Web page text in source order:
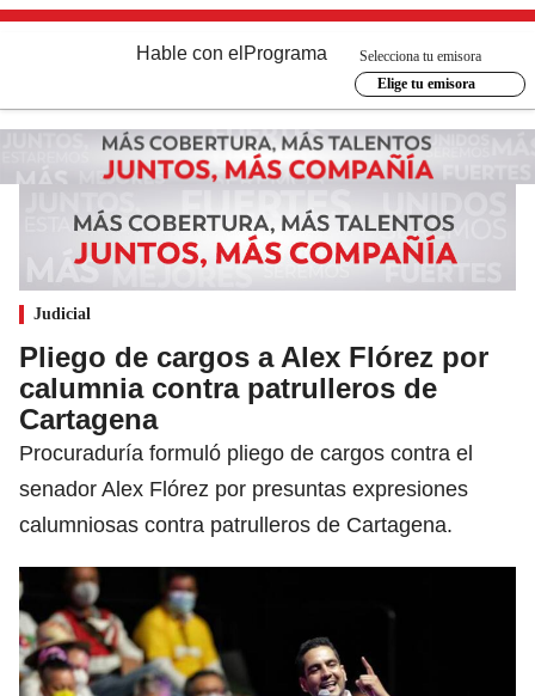
Hable con el Programa
Selecciona tu emisora
Elige tu emisora
Judicial
Pliego de cargos a Alex Flórez por
calumnia contra patrulleros de
Cartagena
Procuraduría formuló pliego de cargos contra el
senador Alex Flórez por presuntas expresiones
calumniosas contra patrulleros de Cartagena.